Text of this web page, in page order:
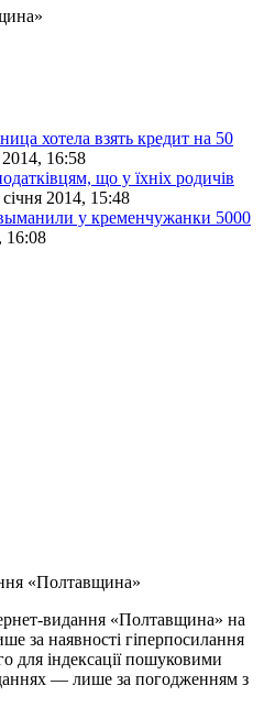
хотела взять кредит на 50
16:58
що у їхніх родичів
січня 2014, 15:48
у кременчужанки 5000
16:08
«Полтавщина»
видання «Полтавщина» на
за наявності гіперпосилання
для індексації пошуковими
— лише за погодженням з